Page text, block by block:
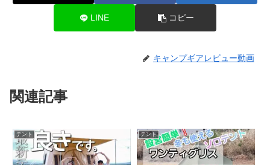
LINE コピー
キャンプギアレビュー動画
関連記事
テント テント